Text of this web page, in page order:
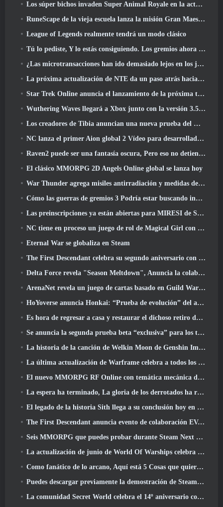
Los súper bichos invaden Super Animal Royale en la actualización 'Super Natural'
RuneScape de la vieja escuela lanza la misión Gran Maestro 'The Blood Moon Rises', Poniendo fin a una línea de búsqueda de 20 años
League of Legends realmente tendrá un modo clásico
Tú lo pediste, Y lo estás consiguiendo. Los gremios ahora están disponibles en Eterspire
¿Las microtransacciones han ido demasiado lejos en los juegos gratuitos??
La próxima actualización de NTE da un paso atrás hacia un juego de mesa de fantasía
Star Trek Online anuncia el lanzamiento de la próxima temporada “Undiscovered”
Wuthering Waves llegará a Xbox junto con la versión 3.5 Actualizar
Los creadores de Tibia anuncian una nueva prueba del MMORPG de zombis de la vieja escuela, Persistir en línea
NC lanza el primer Aion global 2 Vídeo para desarrolladores, Compartir detalles sobre el juego
Raven2 puede ser una fantasía oscura, Pero eso no detiene la diversión del verano
El clásico MMORPG 2D Angels Online global se lanza hoy
War Thunder agrega misiles antirradiación y medidas de soporte electrónico en la actualización de caballería pesada
Cómo las guerras de gremios 3 Podría estar buscando innovar en el espacio MMO
Las preinscripciones ya están abiertas para MIRESI de Smilegate: Futuro invisible
NC tiene en proceso un juego de rol de Magical Girl con un estilo artístico inspirado en el anime de los 90
Eternal War se globaliza en Steam
The First Descendant celebra su segundo aniversario con Descendant Fest 2026 Arroyo
Delta Force revela "Season Meltdown", Anuncia la colaboración de Rainbow Six Siege
ArenaNet revela un juego de cartas basado en Guild Wars, Atado a la niebla
HoYoverse anuncia Honkai: “Prueba de evolución” del anime Nexus
Es hora de regresar a casa y restaurar el dichoso retiro donde se encuentran los vientos
Se anuncia la segunda prueba beta “exclusiva” para los tomadores de tiempo del shooter de supervivencia en equipo
La historia de la canción de Welkin Moon de Genshin Impact llega y termina.. en la luna
La última actualización de Warframe celebra a todos los papás espaciales
El nuevo MMORPG RF Online con temática mecánica de Netmarble se lanza a nivel mundial
La espera ha terminado, La gloria de los derrotados ha regresado
El legado de la historia Sith llega a su conclusión hoy en la última actualización de SWTOR
The First Descendant anuncia evento de colaboración EVANGELION
Seis MMORPG que puedes probar durante Steam Next Fest
La actualización de junio de World Of Warships celebra el Día de la Independencia de EE. UU. con una nueva campaña narrativa
Como fanático de lo arcano, Aquí está 5 Cosas que quiero ver del MMO de Riot
Puedes descargar previamente la demostración de Steam Next Fest de Embers Of The Uncrowned Tomorrow
La comunidad Secret World celebra el 14º aniversario con un misterio que deberán resolver juntos